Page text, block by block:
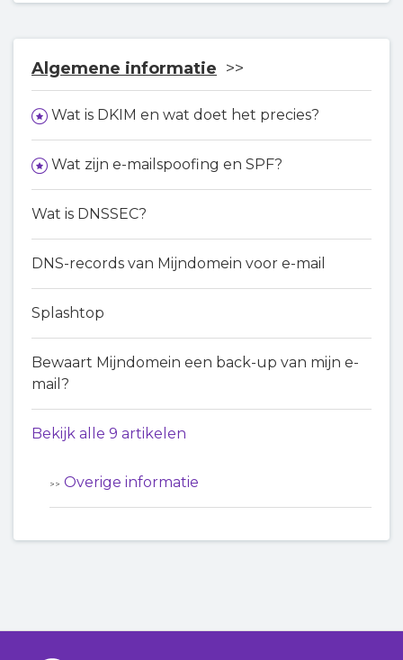
Algemene informatie
Wat is DKIM en wat doet het precies?
Wat zijn e-mailspoofing en SPF?
Wat is DNSSEC?
DNS-records van Mijndomein voor e-mail
Splashtop
Bewaart Mijndomein een back-up van mijn e-
mail?
Bekijk alle 9 artikelen
Overige informatie